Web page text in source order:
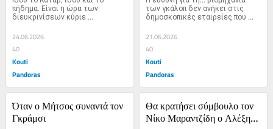
πήδημα. Είναι η ώρα των
διευκρινίσεων κύριε
Αβραμόπουλε γιατί…
24.06.2026
40
Kouti
Pandoras
των γκάλοπ δεν ανήκει στις
δημοσκοπικές εταιρείες που
εισπράττουν και…
21.06.2026
40
Kouti
Pandoras
Όταν ο Μήτσος συναντά τον
Γκράμσι
Θα κρατήσει σύμβουλο τον
Νίκο Μαραντζίδη ο Αλέξης